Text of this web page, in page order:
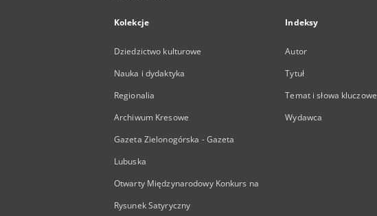
Kolekcje
Dziedzictwo kulturowe
Nauka i dydaktyka
Regionalia
Archiwum Kresowe
Gazeta Zielonogórska - Gazeta
Lubuska
Otwarty Międzynarodowy Konkurs na
Rysunek Satyryczny
Indeksy
Autor
Tytuł
Temat i słowa kluczowe
Wydawca